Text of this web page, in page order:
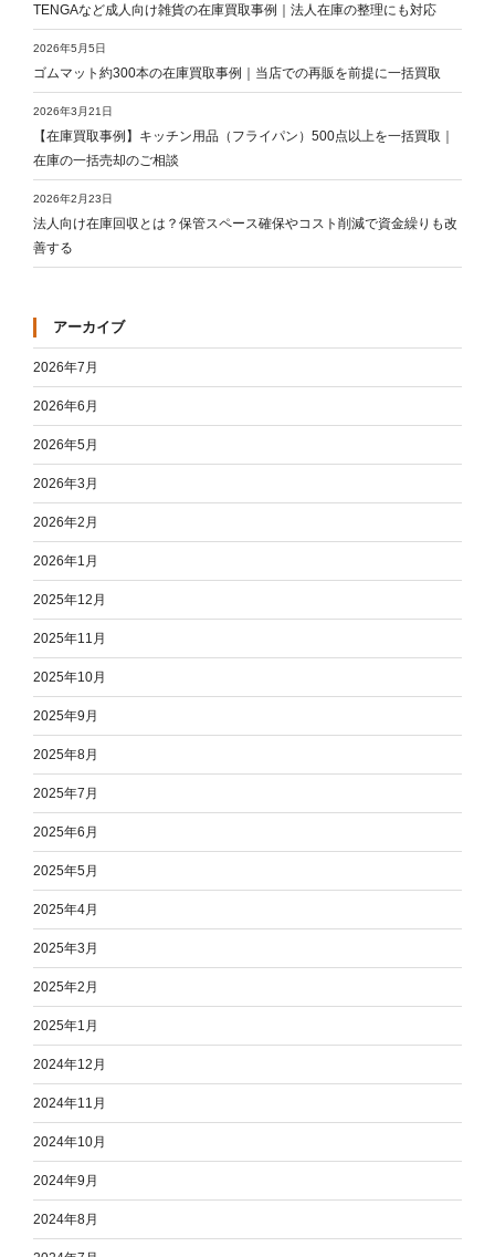
TENGAなど成人向け雑貨の在庫買取事例｜法人在庫の整理にも対応
ゴムマット約300本の在庫買取事例｜当店での再販を前提に一括買取
2026年5月5日
【在庫買取事例】キッチン用品（フライパン）500点以上を一括買取｜
在庫の一括売却のご相談
2026年3月21日
法人向け在庫回収とは？保管スペース確保やコスト削減で資金繰りも改
善する
2026年2月23日
アーカイブ
2026年7月
2026年6月
2026年5月
2026年3月
2026年2月
2026年1月
2025年12月
2025年11月
2025年10月
2025年9月
2025年8月
2025年7月
2025年6月
2025年5月
2025年4月
2025年3月
2025年2月
2025年1月
2024年12月
2024年11月
2024年10月
2024年9月
2024年8月